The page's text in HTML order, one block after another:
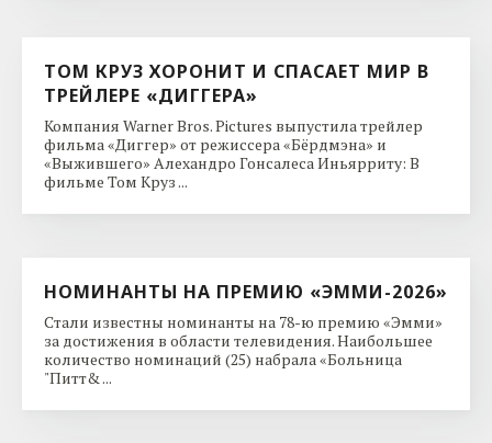
ТОМ КРУЗ ХОРОНИТ И СПАСАЕТ МИР В
ТРЕЙЛЕРЕ «ДИГГЕРА»
Компания Warner Bros. Pictures выпустила трейлер
фильма «Диггер» от режиссера «Бёрдмэна» и
«Выжившего» Алехандро Гонсалеса Иньярриту: В
фильме Том Круз ...
НОМИНАНТЫ НА ПРЕМИЮ «ЭММИ-2026»
Стали известны номинанты на 78-ю премию «Эмми»
за достижения в области телевидения. Наибольшее
количество номинаций (25) набрала «Больница
"Питт& ...